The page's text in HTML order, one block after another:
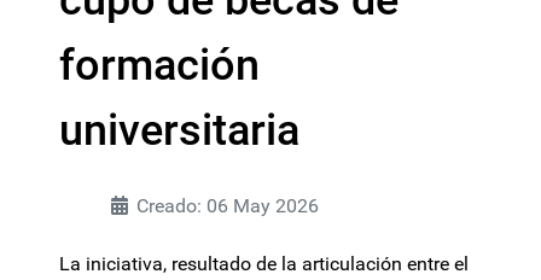
formación
universitaria
Creado: 06 May 2026
La iniciativa, resultado de la articulación entre el